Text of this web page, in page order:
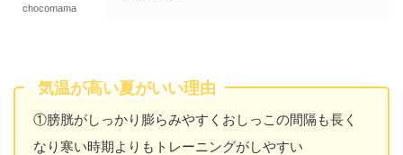
chocomama
気温が高い夏がいい理由
①膀胱がしっかり膨らみやすくおしっこの間隔も長く
なり寒い時期よりもトレーニングがしやすい